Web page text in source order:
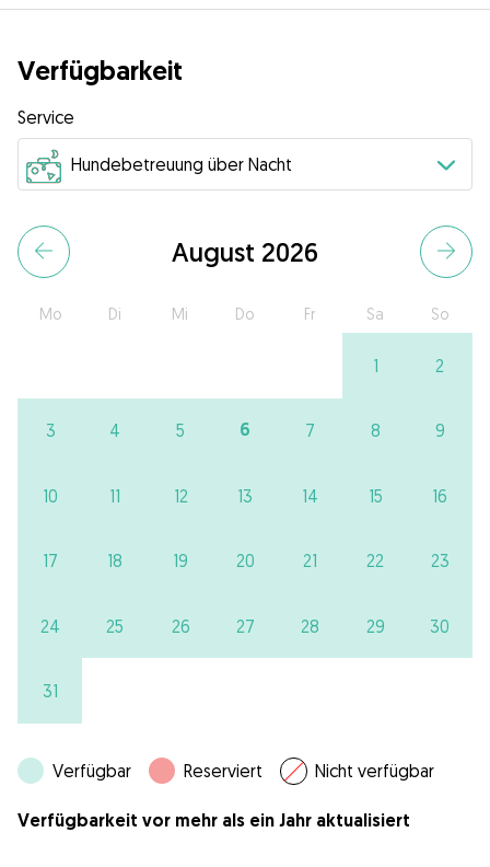
Verfügbarkeit
Service
August 2026
Mo Di Mi Do Fr Sa So
1 2
3 4 5 6 7 8 9
10 11 12 13 14 15 16
17 18 19 20 21 22 23
24 25 26 27 28 29 30
31
Verfügbar Reserviert Nicht verfügbar
Verfügbarkeit vor mehr als ein Jahr aktualisiert